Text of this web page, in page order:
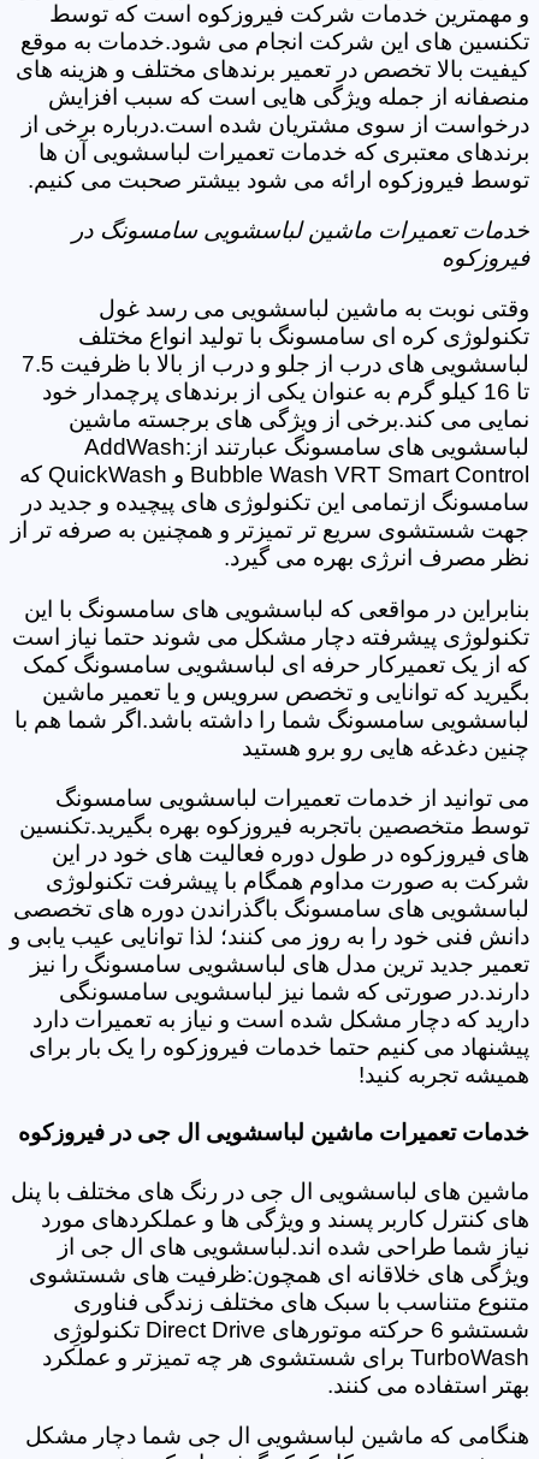
و مهمترین خدمات شرکت فیروزکوه است که توسط
تکنسین های این شرکت انجام می شود.خدمات به موقع
کیفیت بالا تخصص در تعمیر برندهای مختلف و هزینه های
منصفانه از جمله ویژگی هایی است که سبب افزایش
درخواست از سوی مشتریان شده است.درباره برخی از
برندهای معتبری که خدمات تعمیرات لباسشویی آن ها
توسط فیروزکوه ارائه می شود بیشتر صحبت می کنیم.
خدمات تعمیرات ماشین لباسشویی سامسونگ در
فیروزکوه
وقتی نوبت به ماشین لباسشویی می رسد غول
تکنولوژی کره ای سامسونگ با تولید انواع مختلف
لباسشویی های درب از جلو و درب از بالا با ظرفیت 7.5
تا 16 کیلو گرم به عنوان یکی از برندهای پرچمدار خود
نمایی می کند.برخی از ویژگی های برجسته ماشین
لباسشویی های سامسونگ عبارتند از:AddWash
Bubble Wash VRT Smart Control و QuickWash که
سامسونگ ازتمامی این تکنولوژی های پیچیده و جدید در
جهت شستشوی سریع تر تمیزتر و همچنین به صرفه تر از
نظر مصرف انرژی بهره می گیرد.
بنابراین در مواقعی که لباسشویی های سامسونگ با این
تکنولوژی پیشرفته دچار مشکل می شوند حتما نیاز است
که از یک تعمیرکار حرفه ای لباسشویی سامسونگ کمک
بگیرید که توانایی و تخصص سرویس و یا تعمیر ماشین
لباسشویی سامسونگ شما را داشته باشد.اگر شما هم با
چنین دغدغه هایی رو برو هستید
می توانید از خدمات تعمیرات لباسشویی سامسونگ
توسط متخصصین باتجربه فیروزکوه بهره بگیرید.تکنسین
های فیروزکوه در طول دوره فعالیت های خود در این
شرکت به صورت مداوم همگام با پیشرفت تکنولوژی
لباسشویی های سامسونگ باگذراندن دوره های تخصصی
دانش فنی خود را به روز می کنند؛ لذا توانایی عیب یابی و
تعمیر جدید ترین مدل های لباسشویی سامسونگ را نیز
دارند.در صورتی که شما نیز لباسشویی سامسونگی
دارید که دچار مشکل شده است و نیاز به تعمیرات دارد
پیشنهاد می کنیم حتما خدمات فیروزکوه را یک بار برای
همیشه تجربه کنید!
خدمات تعمیرات ماشین لباسشویی ال جی در فیروزکوه
ماشین های لباسشویی ال جی در رنگ های مختلف با پنل
های کنترل کاربر پسند و ویژگی ها و عملکردهای مورد
نیاز شما طراحی شده اند.لباسشویی های ال جی از
ویژگی های خلاقانه ای همچون:ظرفیت های شستشوی
متنوع متناسب با سبک های مختلف زندگی فناوری
شستشو 6 حرکته موتورهای Direct Drive تکنولوژِی
TurboWash برای شستشوی هر چه تمیزتر و عملکرد
بهتر استفاده می کنند.
هنگامی که ماشین لباسشویی ال جی شما دچار مشکل